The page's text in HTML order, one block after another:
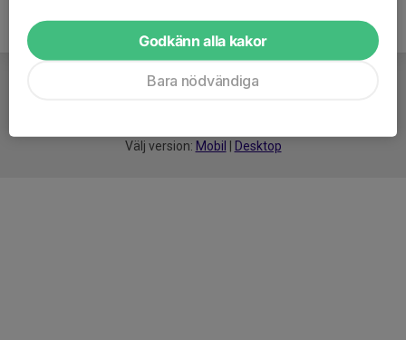
Välj version: Mobil Desktop
Godkänn alla kakor
Bara nödvändiga